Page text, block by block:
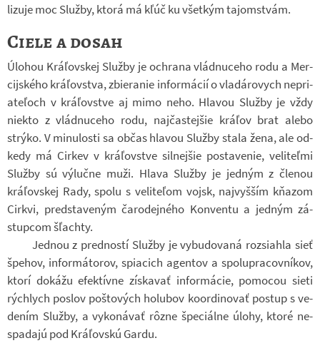
li­zuje moc Služby, ktorá má kľúč ku všet­kým ta­jom­stvám.
Ciele a dosah
Úlo­hou Kráľov­skej Služby je ochrana vlád­nu­ceho rodu a Mer­
cij­ského kráľov­stva, zbie­ra­nie in­for­má­cií o vla­dá­ro­vych ne­pri­
ateľoch v kráľov­stve aj mimo neho. Hla­vou Služby je vždy
niekto z vlád­nu­ceho rodu, naj­čas­tej­šie kráľov brat alebo
strýko. V mi­nu­losti sa občas hla­vou Služby stala žena, ale od­
kedy má Cir­kev v kráľov­stve sil­nej­šie po­sta­ve­nie, ve­liteľmi
Služby sú vý­lučne muži. Hlava Služby je jed­ným z čle­nou
kráľov­skej Rady, spolu s ve­liteľom vojsk, naj­vyš­ším kňa­zom
Cirkvi, pred­sta­ve­ným ča­ro­dej­ného Kon­ventu a jed­ným zá­
stup­com šľachty.
Jed­nou z pred­ností Služby je vy­bu­do­vaná roz­si­ahla sieť
špe­hov, in­for­má­to­rov, spi­a­cich agen­tov a spo­lu­pra­cov­ní­kov,
ktorí do­kážu efek­tívne zís­ka­vať in­for­má­cie, po­mo­cou sieti
rýchlych po­slov poš­to­vých ho­lu­bov ko­or­di­no­vať po­stup s ve­
de­ním Služby, a vy­ko­ná­vať rôzne špe­ci­álne úlohy, ktoré ne­
spa­dajú pod Kráľovskú Gardu.